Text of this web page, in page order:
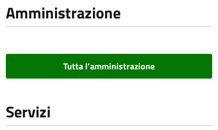
Amministrazione
Tutta l’amministrazione
Servizi